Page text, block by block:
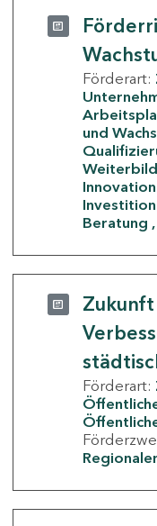
Förderart:
und
Beratung
Förderart: